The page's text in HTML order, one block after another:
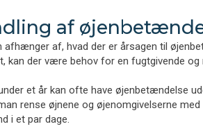
af
afhænger af, hvad der er årsagen til
kan der være behov for en fugtgivende og
et år kan ofte have øjenbetændelse
rense øjnene og øjenomgivelserne med
i et par dage.